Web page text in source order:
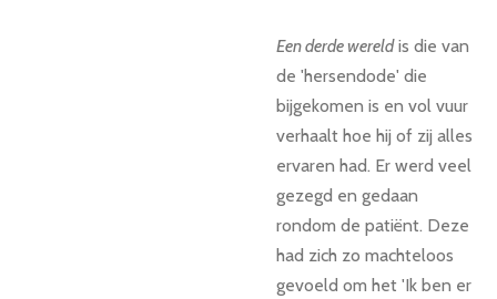
Een derde wereldis die van
de 'hersendode' die
bijgekomen is en vol vuur
verhaalt hoe hij of zij alles
ervaren had. Er werd veel
gezegd en gedaan
rondom de patiënt. Deze
had zich zo machteloos
gevoeld om het 'Ik ben er